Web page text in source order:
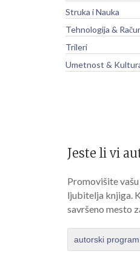
Struka i Nauka
Tehnologija &
Trileri
Umetnost &
Jeste li vi
Promovišite
ljubitelja knjiga.
savršeno mesto
autorski program